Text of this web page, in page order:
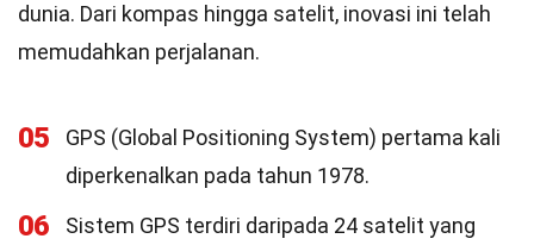
dunia. Dari kompas hingga satelit, inovasi ini telah
memudahkan perjalanan.
05
GPS (Global Positioning System) pertama kali
diperkenalkan pada tahun 1978.
06
Sistem GPS terdiri daripada 24 satelit yang